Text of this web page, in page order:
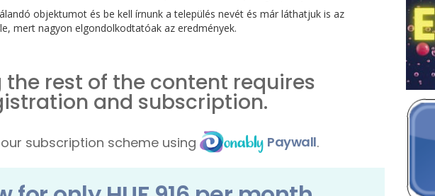
objektumot és be kell írnunk a település nevét és már láthatjuk is az
mert nagyon elgondolkodtatóak az eredmények.